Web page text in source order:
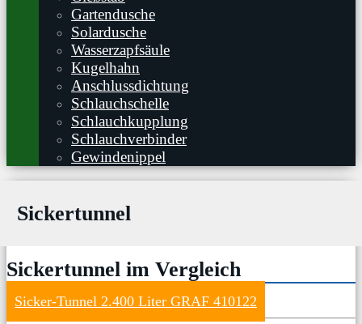
Gartendusche
Solardusche
Wasserzapfsäule
Kugelhahn
Anschlussdichtung
Schlauchschelle
Schlauchkupplung
Schlauchverbinder
Gewindenippel
Sickertunnel
Sickertunnel im Vergleich
Sicker-Tunnel 2.400 Liter GRAF 410122